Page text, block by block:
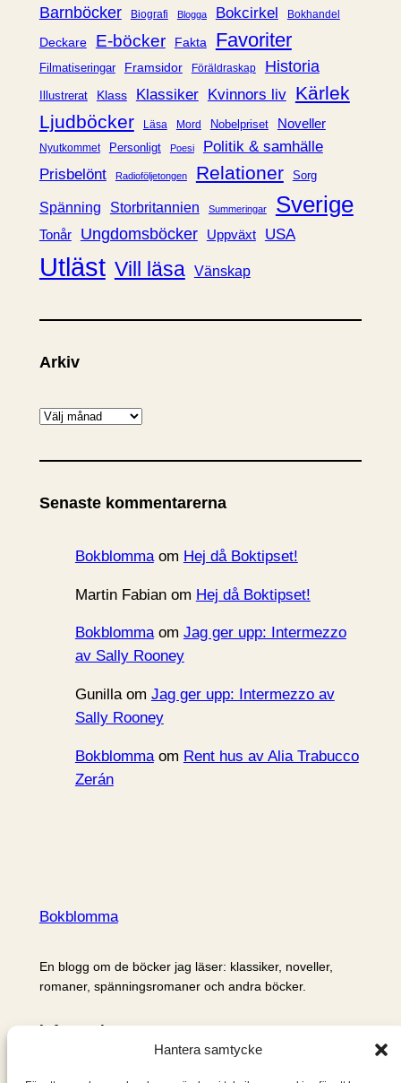
Hantera samtycke
r
i
Barnböcker Biografi Blogga Bokcirkel Bokhandel
Deckare E-böcker Fakta Favoriter
Filmatiseringar Framsidor Föräldraskap Historia
Illustrerat Klass Klassiker Kvinnors liv Kärlek
Ljudböcker
Läsa Mord Nobelpriset Noveller
Nyutkommet Personligt Poesi
Politik & samhälle
Prisbelönt
Radioföljetongen Relationer Sorg
Spänning Storbritannien Summeringar Sverige
Tonår Ungdomsböcker Uppväxt USA
Utläst Vill läsa Vänskap
Arkiv
A
k
v
Senaste kommentarerna
Bokblommaom Hej då Boktipset!
Martin Fabianom Hej då Boktipset!
Bokblommaom Jag ger upp: Intermezzo
av Sally Rooney
Gunillaom Jag ger upp: Intermezzo av
Sally Rooney
Bokblommaom Rent hus av Alia Trabucco
Zerán
Bokblomma
En blogg om de böcker jag läser: klassiker, noveller,
romaner, spänningsromaner och andra böcker.
Information